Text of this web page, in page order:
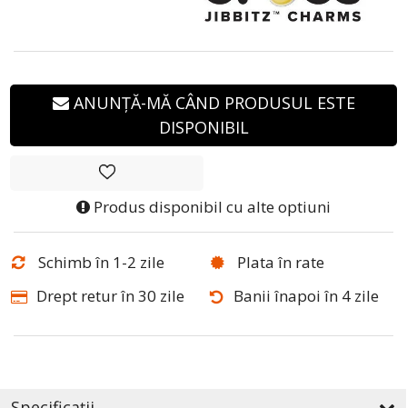
ANUNȚĂ-MĂ CÂND PRODUSUL ESTE
DISPONIBIL
Produs disponibil cu alte optiuni
Schimb în 1-2 zile
Plata în rate
Drept retur în 30 zile
Banii înapoi în 4 zile